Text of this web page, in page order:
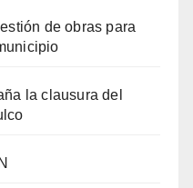
de obras para
la clausura del